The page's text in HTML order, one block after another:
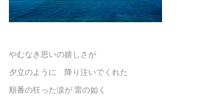
やむなき思いの嬉しさが
夕立のように 降り注いでくれた
順番の狂った涙が 雷の如く